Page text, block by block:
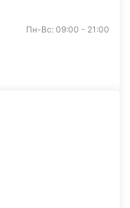
Пн-Вс: 09:00 - 21:00